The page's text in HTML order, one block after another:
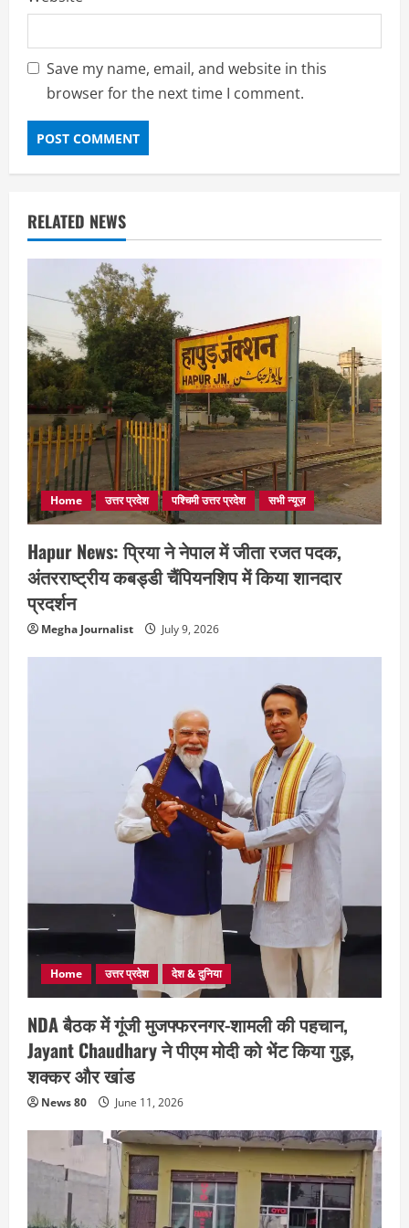
Save my name, email, and website in this
browser for the next time I comment.
RELATED NEWS
Home उत्तर प्रदेश पश्चिमी उत्तर प्रदेश सभी न्यूज़
Hapur News: प्रिया ने नेपाल में जीता रजत पदक,
अंतरराष्ट्रीय कबड्डी चैंपियनशिप में किया शानदार
प्रदर्शन
Megha Journalist July 9, 2026
Home उत्तर प्रदेश देश & दुनिया
NDA बैठक में गूंजी मुजफ्फरनगर-शामली की पहचान,
Jayant Chaudhary ने पीएम मोदी को भेंट किया गुड़,
शक्कर और खांड
News 80 June 11, 2026